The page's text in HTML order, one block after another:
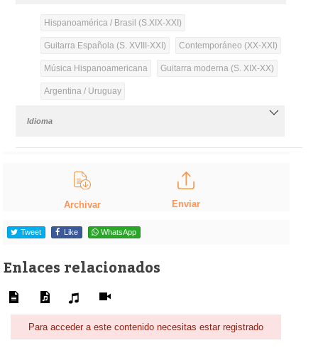
Hispanoamérica / Brasil (S.XIX-XXI)
Guitarra Española (S. XVIII-XXI) Contemporáneo (XX-XXI)
Música Hispanoamericana Guitarra moderna (S. XIX-XX)
Argentina / Uruguay
Idioma
Archivar Enviar
Tweet Like WhatsApp
Enlaces relacionados
Para acceder a este contenido necesitas estar registrado